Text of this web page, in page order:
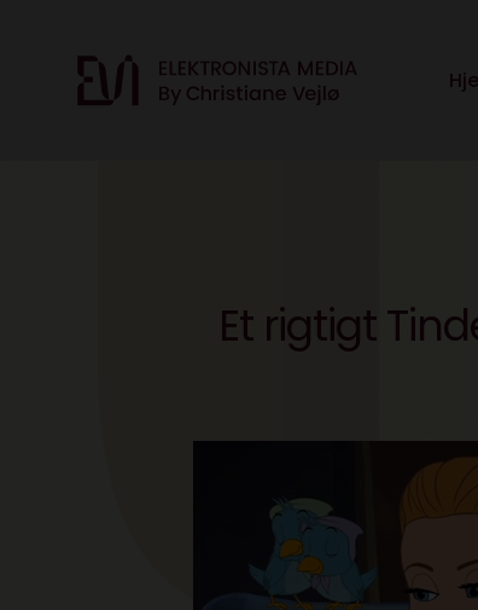
Et rigtigt